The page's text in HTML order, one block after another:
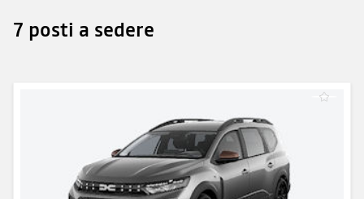
7 posti a sedere